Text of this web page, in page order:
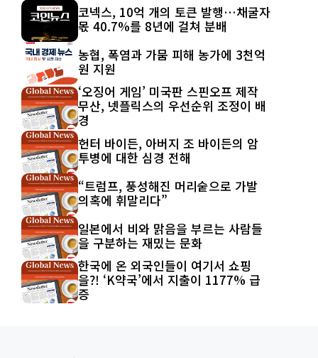
코넥스, 10억 개의 토큰 발행…채굴자
몫 40.7%를 8년에 걸쳐 분배
농협, 폭염과 가뭄 피해 농가에 3천억
원 지원
‘오징어 게임’ 미국판 스핀오프 제작
무산, 넷플릭스의 우선순위 조정이 배
경
헌터 바이든, 아버지 조 바이든의 암
투병에 대한 심경 전해
“트럼프, 풍성해진 머리숱으로 가발
의혹에 휘말리다”
일본에서 비와 맑음을 부르는 사람들
을 구분하는 재밌는 문화
한국에 온 외국인들이 여기서 쇼핑
을?! ‘K약국’에서 지출이 1177% 급
증